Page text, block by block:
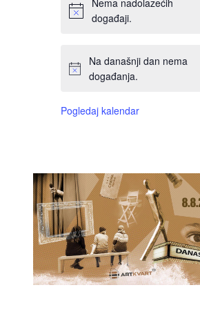
Nema nadolazećih
događaji.
Na današnji dan nema
događanja.
Pogledaj kalendar